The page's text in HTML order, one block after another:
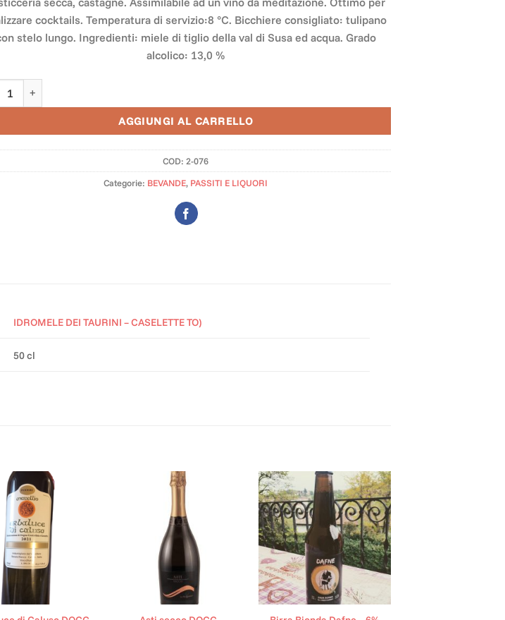
cocktails. Temperatura di servizio:8 °C. Bicchiere consigliato: tulipano
stelo lungo. Ingredienti: miele di tiglio della val di Susa ed acqua. Grado
alcolico: 13,0 %
AGGIUNGI AL CARRELLO
COD:2-076
Categorie: BEVANDE, PASSITI E LIQUORI
IDROMELE DEI TAURINI – CASELETTE TO)
50 cl